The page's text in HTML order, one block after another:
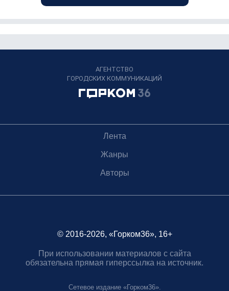
АГЕНТСТВО
ГОРОДСКИХ КОММУНИКАЦИЙ
Лента
Жанры
Авторы
© 2016-2026, «Горком36», 16+
При использовании материалов с сайта
обязательна прямая гиперссылка на источник.
Сетевое издание «Горком36».